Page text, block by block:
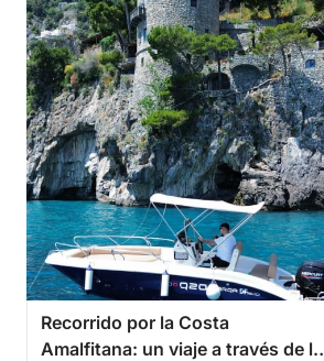
Recorrido por la Costa
Amalfitana: un viaje a través de la